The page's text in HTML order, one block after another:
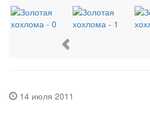
14 июля 2011